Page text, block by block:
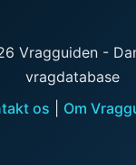
Vragguiden -
vragdatabase
os
Om